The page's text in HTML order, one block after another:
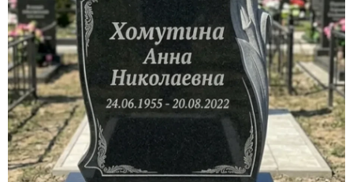
Памятники с полноформатным фото
Склеп
Cкульптуры ангел
Детские памятники
Памятники Мусульманские
Памятники Армянские
Европейские памятники
Памятники "Клипарт"